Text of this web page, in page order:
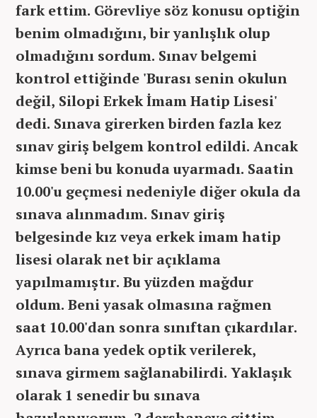
fark ettim. Görevliye söz konusu optiğin
benim olmadığını, bir yanlışlık olup
olmadığını sordum. Sınav belgemi
kontrol ettiğinde 'Burası senin okulun
değil, Silopi Erkek İmam Hatip Lisesi'
dedi. Sınava girerken birden fazla kez
sınav giriş belgem kontrol edildi. Ancak
kimse beni bu konuda uyarmadı. Saatin
10.00'u geçmesi nedeniyle diğer okula da
sınava alınmadım. Sınav giriş
belgesinde kız veya erkek imam hatip
lisesi olarak net bir açıklama
yapılmamıştır. Bu yüzden mağdur
oldum. Beni yasak olmasına rağmen
saat 10.00'dan sonra sınıftan çıkardılar.
Ayrıca bana yedek optik verilerek,
sınava girmem sağlanabilirdi. Yaklaşık
olarak 1 senedir bu sınava